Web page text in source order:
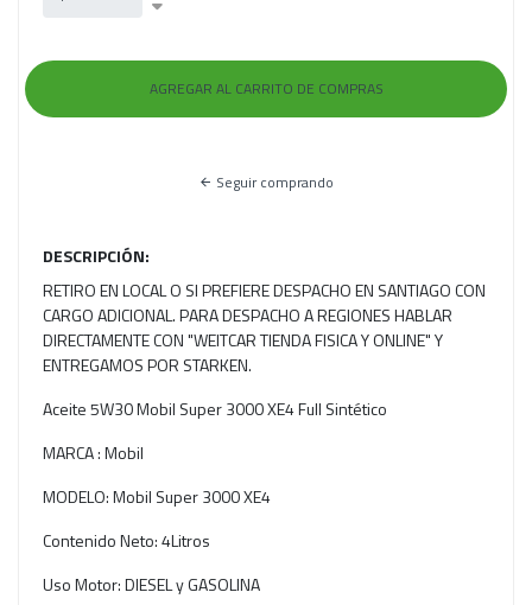
Seguir comprando
DESCRIPCIÓN:
RETIRO EN LOCAL O SI PREFIERE DESPACHO EN SANTIAGO CON
CARGO ADICIONAL. PARA DESPACHO A REGIONES HABLAR
DIRECTAMENTE CON "WEITCAR TIENDA FISICA Y ONLINE" Y
ENTREGAMOS POR STARKEN.
Aceite 5W30 Mobil Super 3000 XE4 Full Sintético
MARCA : Mobil
MODELO: Mobil Super 3000 XE4
Contenido Neto: 4Litros
Uso Motor: DIESEL y GASOLINA